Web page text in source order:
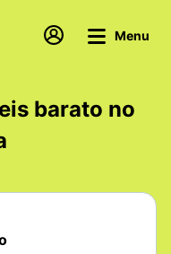
Menu
barato no